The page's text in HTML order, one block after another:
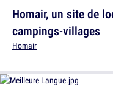
Homair, un site de
campings-villages
Homair